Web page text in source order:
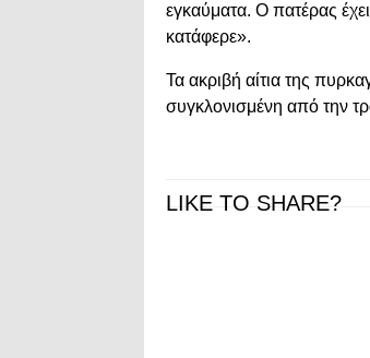
εγκαύματα. Ο πατέρας
κατάφερε».
Τα ακριβή αίτια της
συγκλονισμένη από την
LIKE TO SHARE?